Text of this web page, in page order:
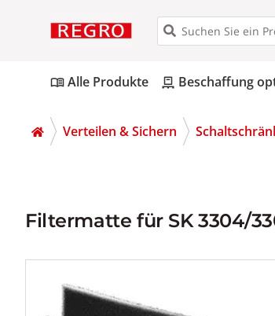
menu_bookAlle Produkte pallet Beschaffung
Verteilen & Sichern
Filtermatte für SK 3304/